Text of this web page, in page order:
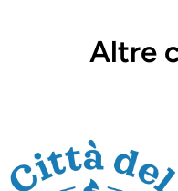
Altre